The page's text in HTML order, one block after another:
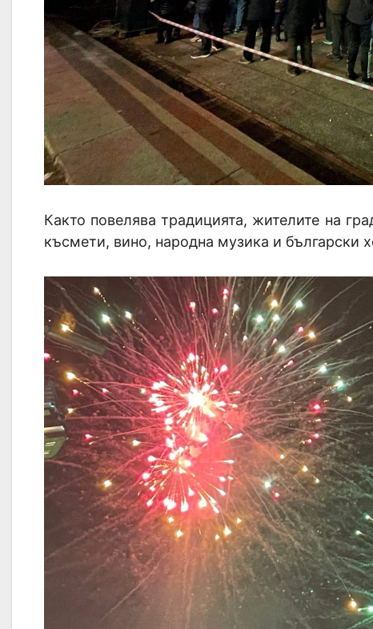
Както повелява традицията, жителите на
късмети, вино, народна музика и български